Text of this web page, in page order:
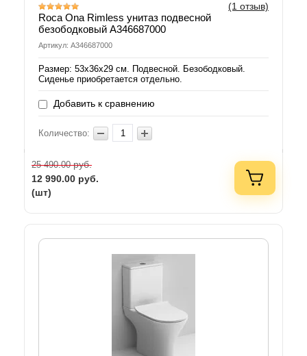
(1 отзыв)
Roca Ona Rimless унитаз подвесной
безободковый A346687000
Артикул: A346687000
Размер: 53х36х29 см. Подвесной. Безободковый.
Сиденье приобретается отдельно.
Добавить к сравнению
Количество:
25 490.00руб.
12 990.00 руб.
(шт)